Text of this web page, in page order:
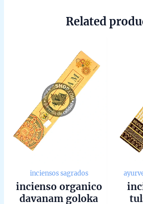
Related
inciensos sagrados
incienso organico
davanam goloka